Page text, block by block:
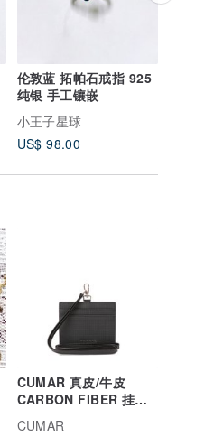
伦敦蓝 拓帕石戒指 925
纯银 手工镶嵌
小王子星球
US$ 98.00
CUMAR 真皮/牛皮
CARBON FIBER 挂颈
识别证
CUMAR